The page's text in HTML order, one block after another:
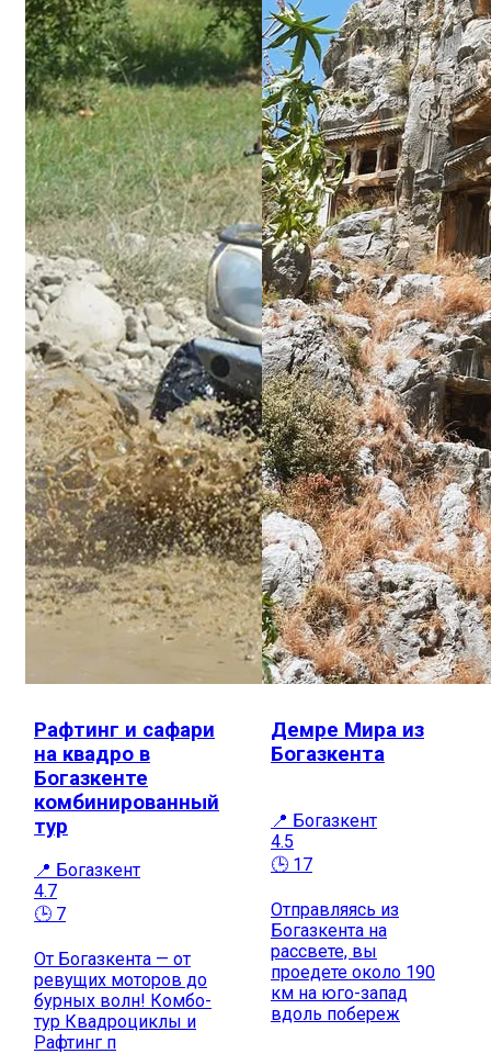
Рафтинг и сафари
на квадро в
Богазкенте
комбинированный
тур
📍 Богазкент
4.7
🕒 7
От Богазкента — от
ревущих моторов до
бурных волн! Комбо-
тур Квадроциклы и
Рафтинг п
Демре Мира из
Богазкента
📍 Богазкент
4.5
🕒 17
Отправляясь из
Богазкента на
рассвете, вы
проедете около 190
км на юго-запад
вдоль побереж